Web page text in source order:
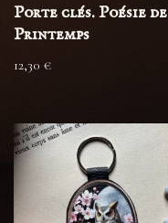
Porte clés. Poésie de
Printemps
12,30 €